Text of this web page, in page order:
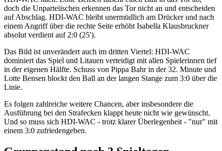
doch die Unparteiischen erkennen das Tor nicht an und entscheiden
auf Abschlag. HDI-WAC bleibt unermüdlich am Drücker und nach
einem Angriff über die rechte Seite erhöht Isabella Klausbruckner
absolut verdient auf 2:0 (25').
Das Bild ist unverändert auch im dritten Viertel: HDI-WAC
dominiert das Spiel und Litauen verteidigt mit allen Spielerinnen tief
in der eigenen Hälfte. Schuss von Pippa Bahr in der 32. Minute und
Lotte Bensen blockt den Ball an der langen Stange zum 3:0 über die
Linie.
Es folgen zahlreiche weitere Chancen, aber insbesondere die
Ausführung bei den Strafecken klappt heute nicht wie gewünscht.
Und so muss sich HDI-WAC - trotz klarer Überlegenheit - "nur" mit
einem 3:0 zufriedengeben.